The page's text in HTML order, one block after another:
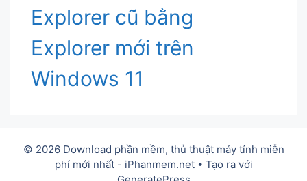
Explorer cũ bằng
Explorer mới trên
Windows 11
© 2026 Download phần mềm, thủ thuật máy tính miễn
phí mới nhất - iPhanmem.net• Tạo ra với